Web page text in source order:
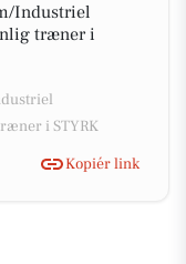
Industriel
træner i
i STYRK
Kopiér link